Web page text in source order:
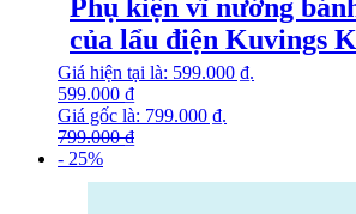
Phụ kiện vĩ nướng
của lẩu điện Kuvings
799.000₫
Giá gốc là: 799.000 ₫.
599.000 ₫
Giá hiện tại là: 599.000 ₫.
- 25%